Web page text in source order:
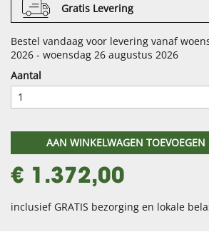
Gratis Levering
Bestel vandaag voor levering vanaf
2026 - woensdag 26 augustus 2026
Aantal
AAN WINKELWAGEN TOEVOEGEN
€ 1.372,00
inclusief GRATIS bezorging en lokale